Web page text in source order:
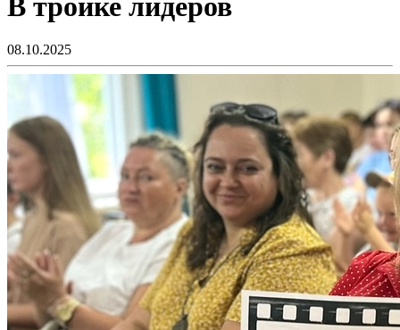
08.10.2025